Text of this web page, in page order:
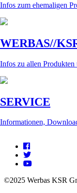
Infos zum ehemaligen
WERBAS//
Infos zu allen
SERVICE
Informationen,
©2025 Werbas KSR